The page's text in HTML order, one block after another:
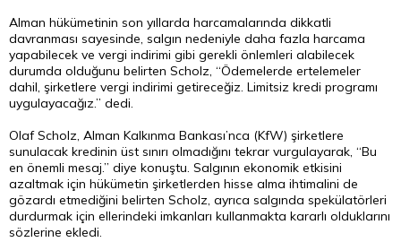
Alman hükümetinin son yıllarda harcamalarında dikkatli
davranması sayesinde, salgın nedeniyle daha fazla harcama
yapabilecek ve vergi indirimi gibi gerekli önlemleri alabilecek
durumda olduğunu belirten Scholz, “Ödemelerde ertelemeler
dahil, şirketlere vergi indirimi getireceğiz. Limitsiz kredi programı
uygulayacağız.” dedi.
Olaf Scholz, Alman Kalkınma Bankası’nca (KfW) şirketlere
sunulacak kredinin üst sınırı olmadığını tekrar vurgulayarak, “Bu
en önemli mesaj.” diye konuştu. Salgının ekonomik etkisini
azaltmak için hükümetin şirketlerden hisse alma ihtimalini de
gözardı etmediğini belirten Scholz, ayrıca salgında spekülatörleri
durdurmak için ellerindeki imkanları kullanmakta kararlı olduklarını
sözlerine ekledi.